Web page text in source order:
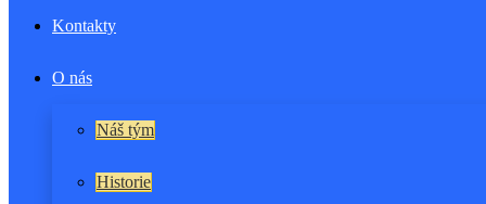
Kontakty
O nás
Náš tým
Historie